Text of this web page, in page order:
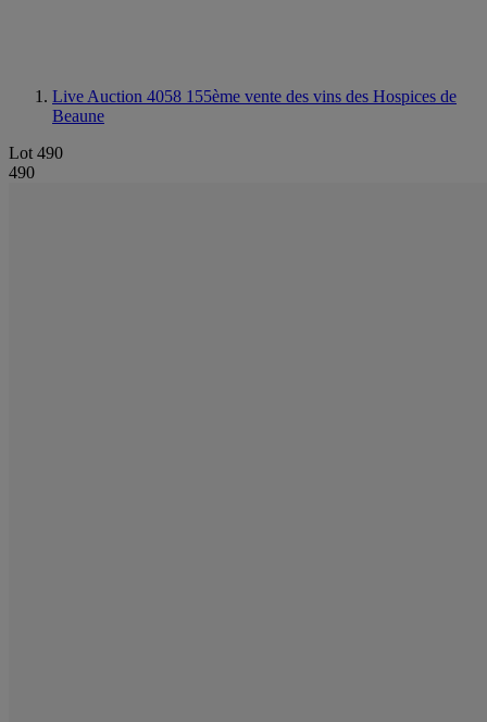
Live Auction 4058 155ème vente des vins des Hospices de
Beaune
Lot 490
490